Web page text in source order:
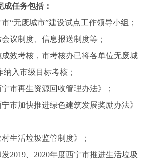
成任务包括：
“无废城市”建设试点工作领导小组；
议制度、信息报送制度等；
效考核，市考核办已将各单位无废城
纳入市级目标考核；
市再生资源回收管理办法》；
市加快推进绿色建筑发展奖励办法》
生活垃圾监管制度》；
2019、2020年度西宁市推进生活垃圾